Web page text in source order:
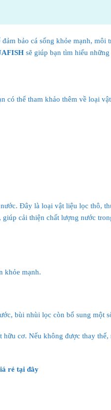
bảo cá sống khỏe mạnh, môi
sẽ giúp bạn tìm hiểu
có thể tham khảo thêm về loại
Đây là loại vật liệu lọc thô,
cải thiện chất lượng nước
khỏe mạnh.
bùi nhùi lọc còn bổ sung một
cơ. Nếu không được thay
rẻ tại đây